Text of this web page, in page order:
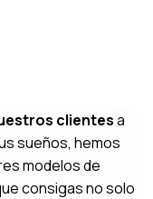
clientesa
sueños, hemos
modelos de
consigas no solo